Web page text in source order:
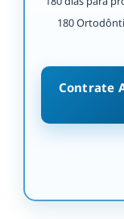
180
Contrate